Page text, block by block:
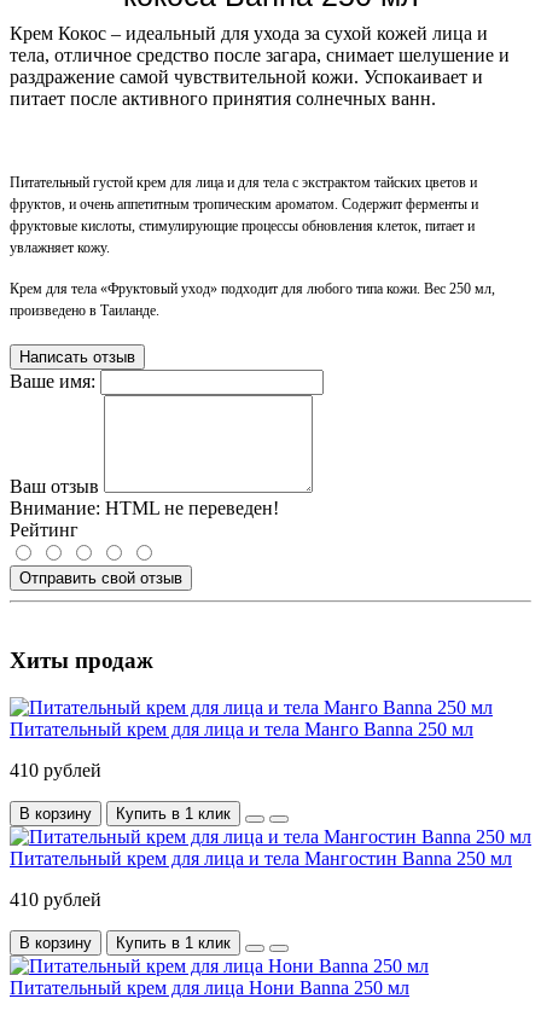
Крем Кокос – идеальный для ухода за сухой кожей лица и
тела, отличное средство после загара, снимает шелушение и
раздражение самой чувствительной кожи. Успокаивает и
питает после активного принятия солнечных ванн.
Питательный густой крем для лица и для тела с экстрактом тайских цветов и
фруктов, и очень аппетитным тропическим ароматом. Содержит ферменты и
фруктовые кислоты, стимулирующие процессы обновления клеток, питает и
увлажняет кожу.
Крем для тела «Фруктовый уход» подходит для любого типа кожи. Вес 250 мл,
произведено в Таиланде.
Написать отзыв
Ваше имя:
Ваш отзыв
Внимание: HTML не переведен!
Рейтинг
Отправить свой отзыв
Хиты продаж
Питательный крем для лица и тела Манго Banna 250 мл
410 рублей
В корзину Купить в 1 клик
Питательный крем для лица и тела Мангостин Banna 250 мл
410 рублей
В корзину Купить в 1 клик
Питательный крем для лица Нони Banna 250 мл